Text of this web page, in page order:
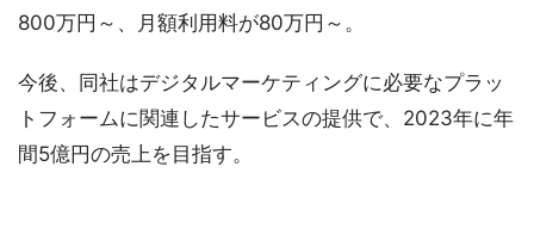
800万円～、月額利用料が80万円～。
今後、同社はデジタルマーケティングに必要なプラッ
トフォームに関連したサービスの提供で、2023年に年
間5億円の売上を目指す。